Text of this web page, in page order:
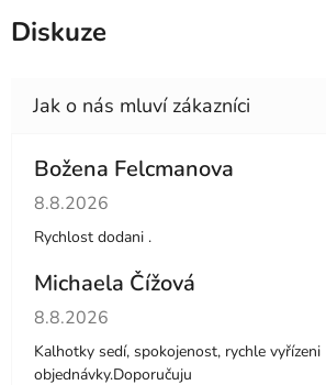
Diskuze
Božena Felcmanova
Hodnocení obchodu je 5 z 5 hvězdiček.
8.8.2026
Rychlost dodani .
Michaela Čížová
Hodnocení obchodu je 5 z 5 hvězdiček.
8.8.2026
Kalhotky sedí, spokojenost, rychle vyřízeni
objednávky.Doporučuju